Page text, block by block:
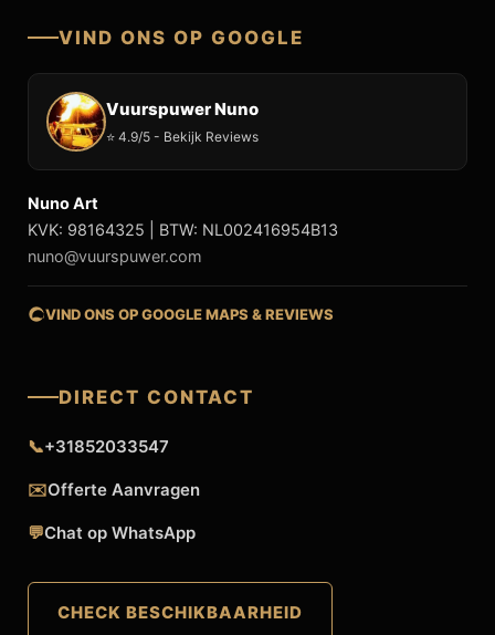
VIND ONS OP GOOGLE
Vuurspuwer Nuno
⭐ 4.9/5 - Bekijk Reviews
Nuno Art
KVK: 98164325 | BTW: NL002416954B13
nuno@vuurspuwer.com
VIND ONS OP GOOGLE MAPS & REVIEWS
DIRECT CONTACT
📞+31852033547
✉️Offerte Aanvragen
💬Chat op WhatsApp
CHECK BESCHIKBAARHEID